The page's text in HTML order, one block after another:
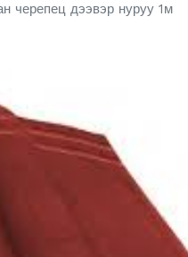
черепец дээвэр нуруу 1м